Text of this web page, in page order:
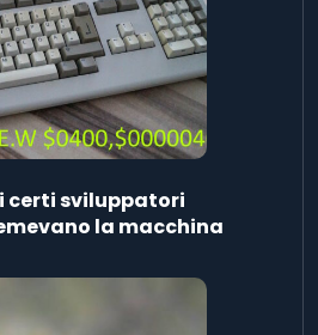
certi sviluppatori
la macchina